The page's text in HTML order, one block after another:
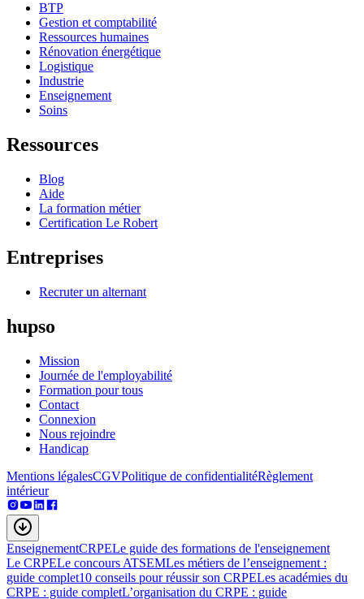
BTP
Gestion et comptabilité
Ressources humaines
Rénovation énergétique
Logistique
Industrie
Enseignement
Soins
Ressources
Blog
Aide
La formation métier
Certification Le Robert
Entreprises
Recruter un alternant
hupso
Mission
Journée de l'employabilité
Formation pour tous
Contact
Connexion
Nous rejoindre
Handicap
Mentions légalesCGVPolitique de confidentialitéRèglement
intérieur
EnseignementCRPELe guide des formations de l'enseignement
Le CRPELe concours ATSEMLes métiers de l’enseignement :
guide complet10 conseils pour réussir son CRPELes académies du
CRPE : guide completL’organisation du CRPE : guide